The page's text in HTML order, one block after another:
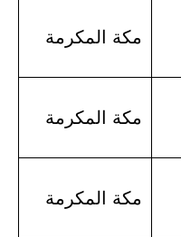
مكة المكرمة
مكة المكرمة
مكة المكرمة